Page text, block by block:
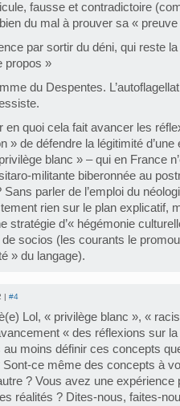
fausse et contradictoire
du mal à prouver sa « preuve
par sortir du déni, qui reste
propos »
du Despentes.
en quoi cela fait avancer les
» de défendre la légitimité
blanc » – qui en France
militante biberonnée au
Sans parler de l’emploi du
rien sur le plan explicatif,
stratégie d’« hégémonie
socios (les courants le
» du langage).
| #4
Lol, « privilège blanc », «
« des réflexions sur
au moins définir ces concepts
ce même des concepts à
? Vous avez une
réalités ? Dites-nous, faites-